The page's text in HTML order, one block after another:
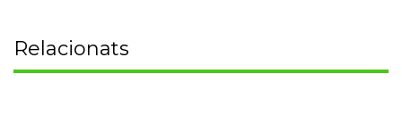
Relacionats